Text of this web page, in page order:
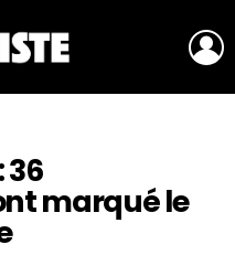
36
marqué le